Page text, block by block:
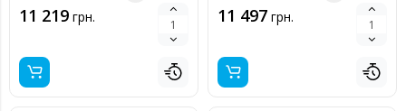
11 219 грн. 11 497 грн.